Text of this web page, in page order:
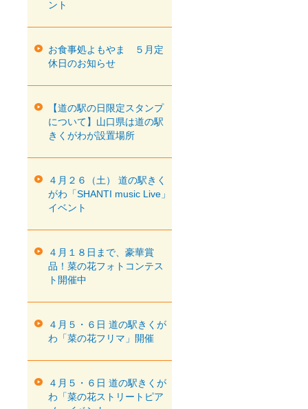
ント
お食事処よもやま ５月定
休日のお知らせ
【道の駅の日限定スタンプ
について】山口県は道の駅
きくがわが設置場所
４月２６（土） 道の駅きく
がわ「SHANTI music Live」
イベント
４月１８日まで、豪華賞
品！菜の花フォトコンテス
ト開催中
４月５・６日 道の駅きくが
わ「菜の花フリマ」開催
４月５・６日 道の駅きくが
わ「菜の花ストリートピア